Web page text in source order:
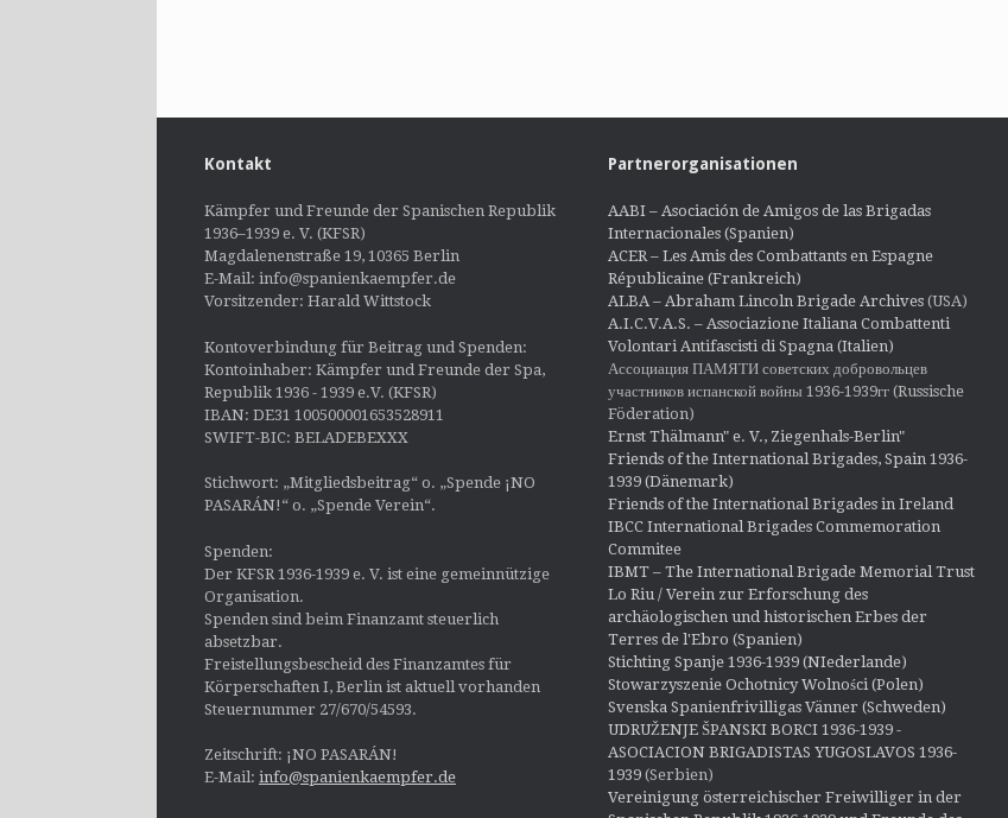
Kontakt
Kämpfer und Freunde der Spanischen Republik
1936–1939 e. V. (KFSR)
Magdalenenstraße 19, 10365 Berlin
E-Mail: info@spanienkaempfer.de
Vorsitzender: Harald Wittstock
Kontoverbindung für Beitrag und Spenden:
Kontoinhaber: Kämpfer und Freunde der Spa,
Republik 1936 - 1939 e.V. (KFSR)
IBAN: DE31 100500001653528911
SWIFT-BIC: BELADEBEXXX
Stichwort: „Mitgliedsbeitrag“ o. „Spende ¡NO
PASARÁN!“ o. „Spende Verein“.
Spenden:
Der KFSR 1936-1939 e. V. ist eine gemeinnützige
Organisation.
Spenden sind beim Finanzamt steuerlich
absetzbar.
Freistellungsbescheid des Finanzamtes für
Körperschaften I, Berlin ist aktuell vorhanden
Steuernummer 27/670/54593.
Zeitschrift: ¡NO PASARÁN!
E-Mail: info@spanienkaempfer.de
Partnerorganisationen
AABI – Asociación de Amigos de las Brigadas
Internacionales (Spanien)
ACER – Les Amis des Combattants en Espagne
Républicaine (Frankreich)
ALBA – Abraham Lincoln Brigade Archives(USA)
A.I.C.V.A.S. – Associazione Italiana Combattenti
Volontari Antifascisti di Spagna (Italien)
Ассоциация ПАМЯТИ советских добровольцев
участников испанской войны 1936-1939гг (Russische
Föderation)
Ernst Thälmann" e. V., Ziegenhals-Berlin"
Friends of the International Brigades, Spain 1936-
1939 (Dänemark)
Friends of the International Brigades in Ireland
IBCC International Brigades Commemoration
Commitee
IBMT – The International Brigade Memorial Trust
Lo Riu / Verein zur Erforschung des
archäologischen und historischen Erbes der
Terres de l'Ebro (Spanien)
Stichting Spanje 1936-1939 (NIederlande)
Stowarzyszenie Ochotnicy Wolności (Polen)
Svenska Spanienfrivilligas Vänner (Schweden)
UDRUŽENJE ŠPANSKI BORCI 1936-1939 -
ASOCIACION BRIGADISTAS YUGOSLAVOS 1936-
1939(Serbien)
Vereinigung österreichischer Freiwilliger in der